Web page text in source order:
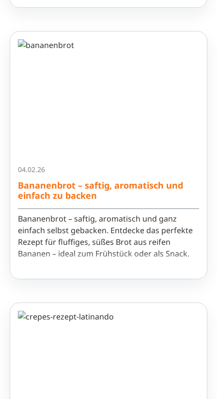
04.02.26
Bananenbrot – saftig, aromatisch und
einfach zu backen
Bananenbrot – saftig, aromatisch und ganz
einfach selbst gebacken. Entdecke das perfekte
Rezept für fluffiges, süßes Brot aus reifen
Bananen – ideal zum Frühstück oder als Snack.